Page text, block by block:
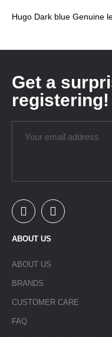
Hugo Dark blue Genuine
Get a
registering!
ABOUT US
ABOUT US
BRANDS
CUSTOMER CARE
FAQ